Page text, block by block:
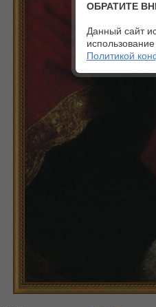
ОБРАТИТЕ
Данный сайт
Политикой